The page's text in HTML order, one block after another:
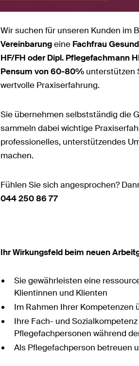
Wir suchen für unseren Kunden im
Vereinbarungeine Fachfrau
HF/FH oder Dipl. Pflegefachmann
Pensum von 60-80% unterstützen
wertvolle Praxiserfahrung.
Sie übernehmen selbstständig die
sammeln dabei wichtige
professionelles, unterstützendes
machen.
Fühlen Sie sich angesprochen?
044 250 86 77
Ihr Wirkungsfeld beim neuen
Sie gewährleisten eine
Klientinnen und Klienten
Im Rahmen Ihrer Kompetenzen
Ihre Fach- und
Pflegefachpersonen während
Als Pflegefachperson betreuen